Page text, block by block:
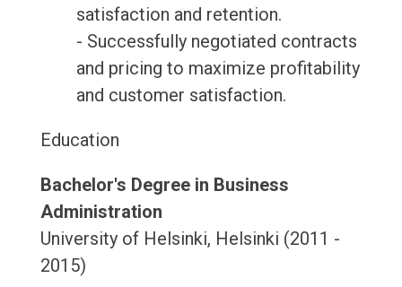
satisfaction and retention.
- Successfully negotiated contracts
and pricing to maximize profitability
and customer satisfaction.
Education
Bachelor's Degree in Business
Administration
University of Helsinki, Helsinki (2011 -
2015)